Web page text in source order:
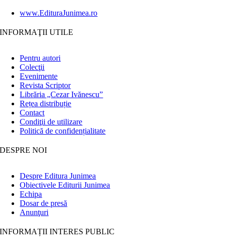
www.EdituraJunimea.ro
INFORMAŢII UTILE
Pentru autori
Colecţii
Evenimente
Revista Scriptor
Librăria „Cezar Ivănescu”
Rețea distribuție
Contact
Condiţii de utilizare
Politică de confidențialitate
DESPRE NOI
Despre Editura Junimea
Obiectivele Editurii Junimea
Echipa
Dosar de presă
Anunţuri
INFORMAȚII INTERES PUBLIC